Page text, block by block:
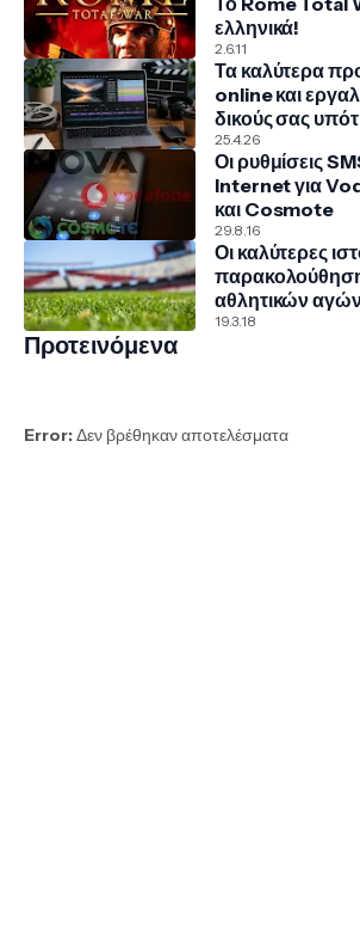
ελληνικά!
2.6.11
Τα καλύτερα
online και
δικούς σας
25.4.26
Οι ρυθμίσεις
Internet για
και Cosmote
29.8.16
Οι καλύτερες
αθλητικών
19.3.18
Προτεινόμενα
Error:Δεν βρέθηκαν αποτελέσματα